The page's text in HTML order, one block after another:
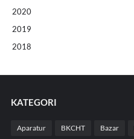
2020
2019
2018
KATEGORI
Aparatur BKCHT Bazar